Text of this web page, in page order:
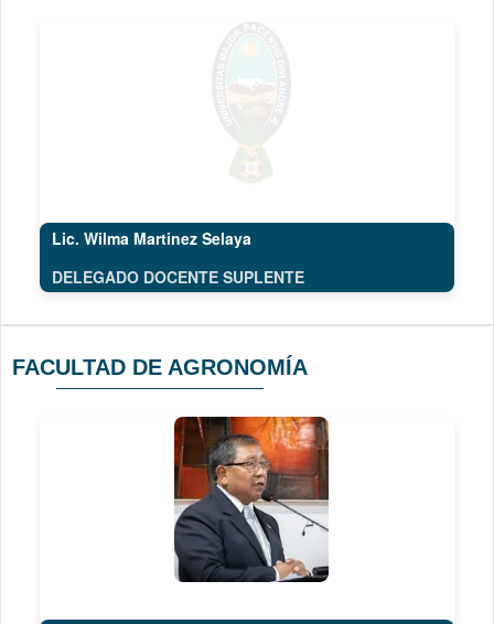
Lic. Wilma Martinez Selaya
DELEGADO DOCENTE SUPLENTE
FACULTAD DE AGRONOMÍA